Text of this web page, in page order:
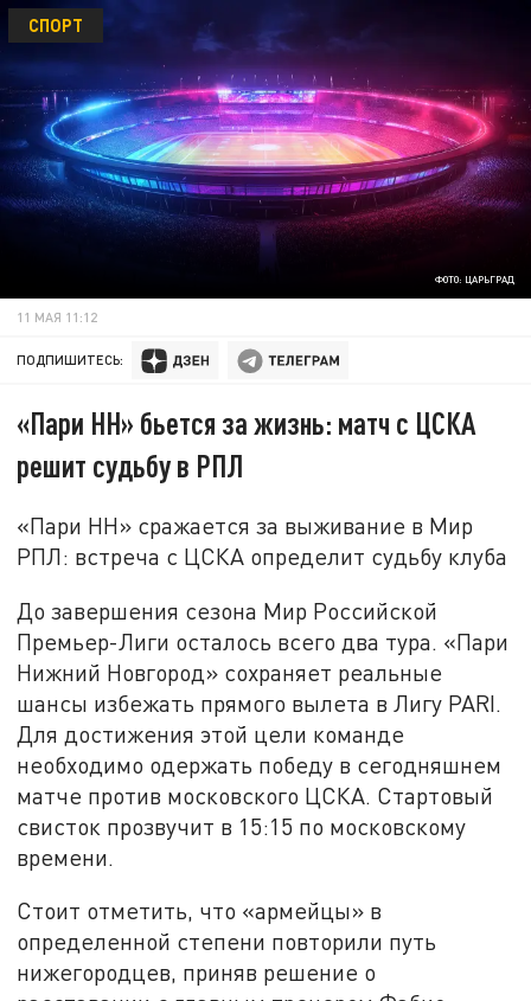
ФОТО: ЦАРЬГРАД
СПОРТ
11 МАЯ 11:12
ПОДПИШИТЕСЬ:
«Пари НН» бьется за жизнь: матч с ЦСКА
решит судьбу в РПЛ
«Пари НН» сражается за выживание в Мир
РПЛ: встреча с ЦСКА определит судьбу клуба
До завершения сезона Мир Российской
Премьер-Лиги осталось всего два тура. «Пари
Нижний Новгород» сохраняет реальные
шансы избежать прямого вылета в Лигу PARI.
Для достижения этой цели команде
необходимо одержать победу в сегодняшнем
матче против московского ЦСКА. Стартовый
свисток прозвучит в 15:15 по московскому
времени.
Стоит отметить, что «армейцы» в
определенной степени повторили путь
нижегородцев, приняв решение о